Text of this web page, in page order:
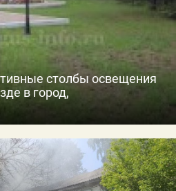
столбы освещения
в город,